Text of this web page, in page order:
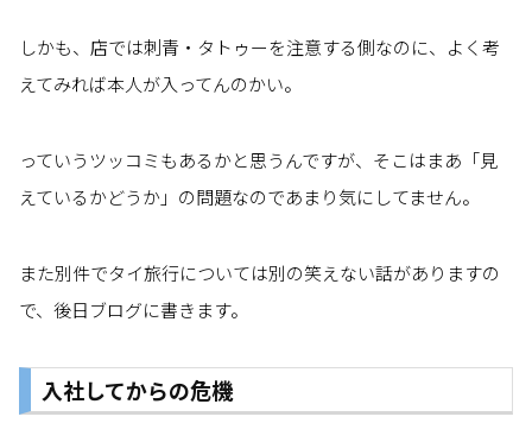
しかも、店では刺青・タトゥーを注意する側なのに、よく考
えてみれば本人が入ってんのかい。
っていうツッコミもあるかと思うんですが、そこはまあ「見
えているかどうか」の問題なのであまり気にしてません。
また別件でタイ旅行については別の笑えない話がありますの
で、後日ブログに書きます。
入社してからの危機